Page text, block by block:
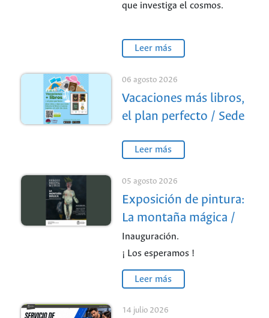
que investiga el cosmos.
Leer más
06 agosto 2026
Vacaciones más libros,
el plan perfecto / Sede
Leer más
05 agosto 2026
Exposición de pintura:
La montaña mágica /
Sede Medellín
Inauguración.
¡ Los esperamos !
Leer más
14 julio 2026